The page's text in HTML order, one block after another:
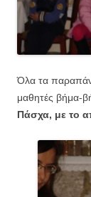
Όλα τα
μαθητές βήμα-
Πάσχα, με το